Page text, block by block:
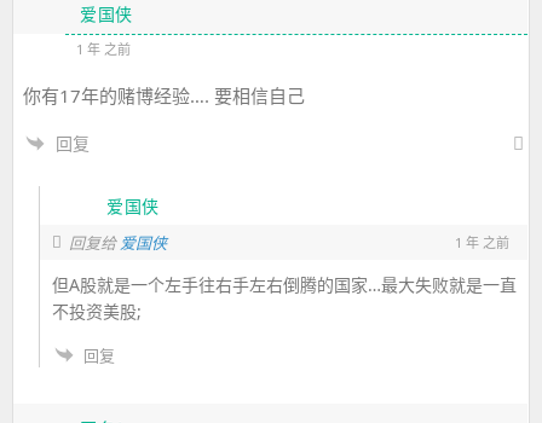
爱国侠
1 年 之前
你有17年的赌博经验…. 要相信自己
回复
爱国侠
回复给 爱国侠 1 年 之前
但A股就是一个左手往右手左右倒腾的国家…最大失败就是一直
不投资美股;
回复